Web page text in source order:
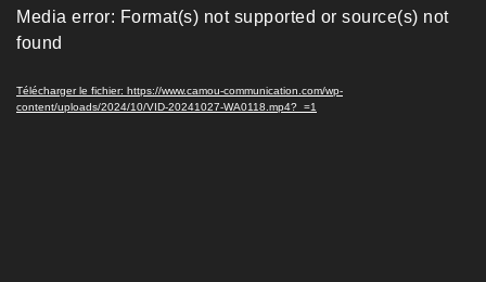
vidéoMedia error: Format(s) not supported or source(s) not
found
Télécharger le fichier: https://www.camou-communication.com/wp-
content/uploads/2024/10/VID-20241027-WA0118.mp4?_=1